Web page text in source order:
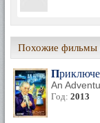
Похожие фильмы
An
Год: 2013